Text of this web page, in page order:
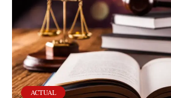
ACTUAL